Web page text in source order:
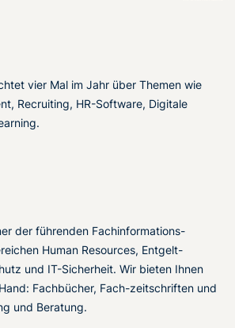
vier Mal im Jahr über Themen wie
Recruiting, HR-Software, Digitale
der führenden Fachinformations-
Human Resources, Entgelt-
und IT-Sicherheit. Wir bieten Ihnen
Fachbücher, Fach-zeitschriften und
und Beratung.